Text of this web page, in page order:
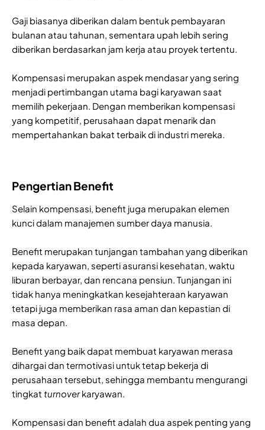
Gaji biasanya diberikan dalam bentuk pembayaran
bulanan atau tahunan, sementara upah lebih sering
diberikan berdasarkan jam kerja atau proyek tertentu.
Kompensasi merupakan aspek mendasar yang sering
menjadi pertimbangan utama bagi karyawan saat
memilih pekerjaan. Dengan memberikan kompensasi
yang kompetitif, perusahaan dapat menarik dan
mempertahankan bakat terbaik di industri mereka.
Pengertian Benefit
Selain kompensasi, benefit juga merupakan elemen
kunci dalam manajemen sumber daya manusia.
Benefit merupakan tunjangan tambahan yang diberikan
kepada karyawan, seperti asuransi kesehatan, waktu
liburan berbayar, dan rencana pensiun. Tunjangan ini
tidak hanya meningkatkan kesejahteraan karyawan
tetapi juga memberikan rasa aman dan kepastian di
masa depan.
Benefit yang baik dapat membuat karyawan merasa
dihargai dan termotivasi untuk tetap bekerja di
perusahaan tersebut, sehingga membantu mengurangi
tingkat turnoverkaryawan.
Kompensasi dan benefit adalah dua aspek penting yang